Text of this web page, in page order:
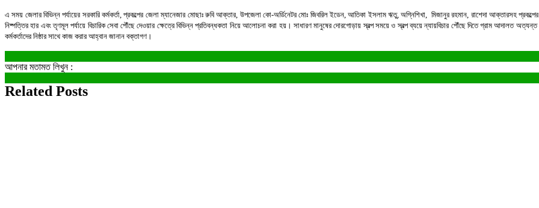
এ সময় জেলার বিভিন্ন পর্যায়ের সরকারি কর্মকর্তা, প্রকল্পের জেলা ম্যানেজার মোছাঃ রুবি আক্তার, উপজেলা কো-অর্ডিনেটর মোঃ জিবরিল ইডেন, আতিকা ইসলাম ঋতু, অগ্নিশিখা, মিজানুর রহমান, রাশেদা আক্তারসহ
নিষ্পত্তির হার এবং তৃণমূল পর্যায়ে বিচারিক সেবা পৌঁছে দেওয়ার ক্ষেত্রে বিভিন্ন প্রতিবন্ধকতা নিয়ে আলোচনা করা হয়। সাধারণ মানুষের দোরগোড়ায় স্বল্প সময়ে ও স্বল্প ব্যয়ে ন্যায়বিচার পৌঁছে দিতে গ্রাম আদালত
কর্মকর্তাদের নিষ্ঠার সাথে কাজ করার আহ্বান জানান বক্তাগণ।
আপনার মতামত লিখুন :
Related Posts